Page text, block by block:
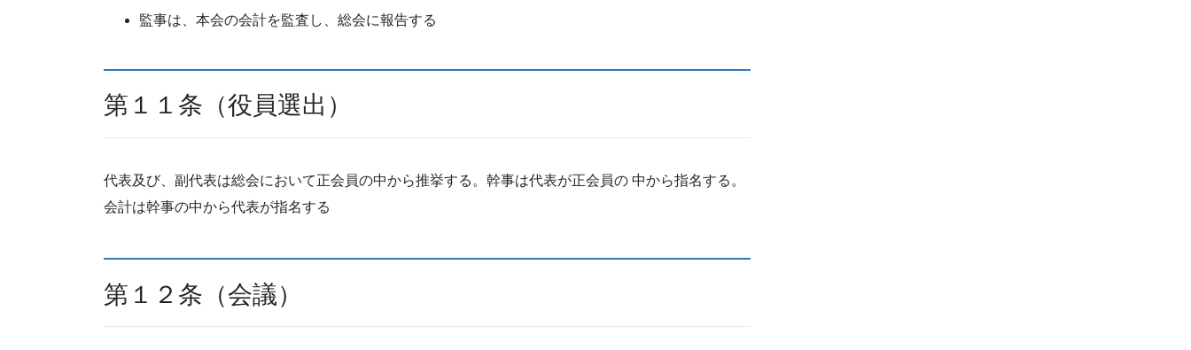
監事は、本会の会計を監査し、総会に報告する
第１１条（役員選出）
代表及び、副代表は総会において正会員の中から推挙する。幹事は代表が正会員の 中から指名する。
会計は幹事の中から代表が指名する
第１２条（会議）